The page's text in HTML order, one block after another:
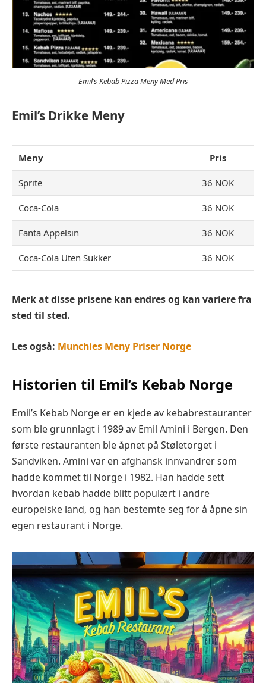
Emil’s Kebab Pizza Meny Med Pris
Emil’s Drikke Meny
Meny Pris
Sprite 36 NOK
Coca-Cola 36 NOK
Fanta Appelsin 36 NOK
Coca-Cola Uten Sukker 36 NOK
Merk at disse prisene kan endres og kan variere fra
sted til sted.
Les også: Munchies Meny Priser Norge
Historien til Emil’s Kebab Norge
Emil’s Kebab Norge er en kjede av kebabrestauranter
som ble grunnlagt i 1989 av Emil Amini i Bergen. Den
første restauranten ble åpnet på Støletorget i
Sandviken. Amini var en afghansk innvandrer som
hadde kommet til Norge i 1982. Han hadde sett
hvordan kebab hadde blitt populært i andre
europeiske land, og han bestemte seg for å åpne sin
egen restaurant i Norge.